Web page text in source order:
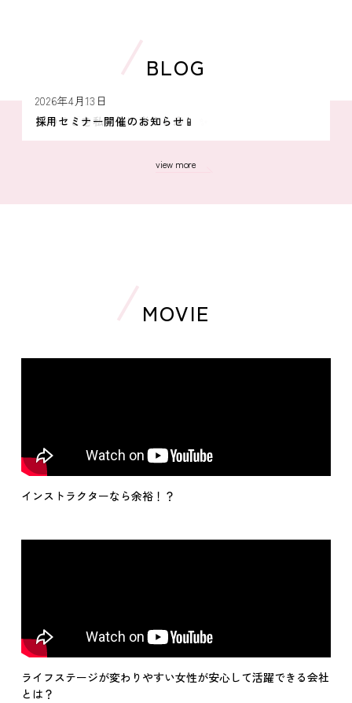
BLOG
2026年4月28日
内定は「自分で勝ち取るもの 」✨
2026年4月20日
私のことを私以上に考える💭
2026年4月13日
採用セミナー開催のお知らせ📱
view more
MOVIE
インストラクターなら余裕！？
ライフステージが変わりやすい女性が安心して活躍できる会社
とは？